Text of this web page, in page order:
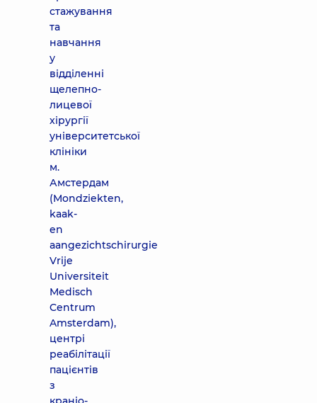
стажування
та
навчання
у
відділенні
щелепно-
лицевої
хірургії
університетської
клініки
м.
Амстердам
(Mondziekten,
kaak-
en
aangezichtschirurgie
Vrije
Universiteit
Medisch
Centrum
Amsterdam),
центрі
реабілітації
пацієнтів
з